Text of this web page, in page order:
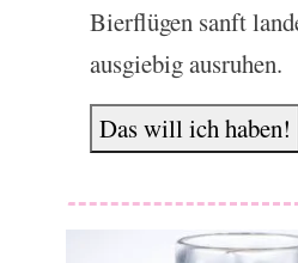
Bierflügen sanft
ausgiebig ausruhen.
Das will ich haben!